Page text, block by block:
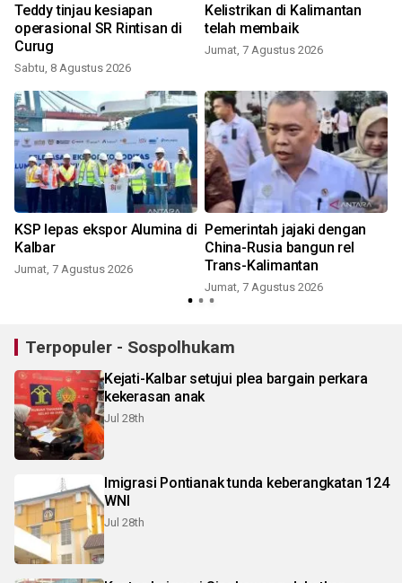
Teddy tinjau kesiapan
operasional SR Rintisan di
Curug
Sabtu, 8 Agustus 2026
Kelistrikan di Kalimantan
telah membaik
Jumat, 7 Agustus 2026
KSP lepas ekspor Alumina di
Kalbar
Jumat, 7 Agustus 2026
Pemerintah jajaki dengan
China-Rusia bangun rel
Trans-Kalimantan
Jumat, 7 Agustus 2026
Terpopuler - Sospolhukam
Kejati-Kalbar setujui plea bargain perkara
kekerasan anak
Jul 28th
Imigrasi Pontianak tunda keberangkatan 124
WNI
Jul 28th